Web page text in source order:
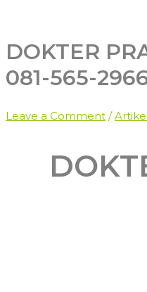
DOKTER
081-565-
Leave a Comment /